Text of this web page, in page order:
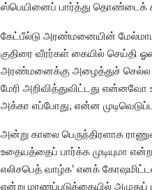
ஸ்பெயினைப் பார்த்து தொண்டைக்
கேட்பீல்டு அரண்மனையின்
குதிரை வீரர்கள் கையில் செய்தி
அரண்மனைக்கு அழைத்துச் செல்ல
மேரி அறிவித்துவிட்டது
அக்கா எப்போது, என்ன
அன்று காலை பெருந்திரளாக
உதையத்தைப் பார்க்க முடியுமா
எலிசபெத் வாழ்க’ எனக்
என்று மரணப்படுக்கையில் அழுதுப்